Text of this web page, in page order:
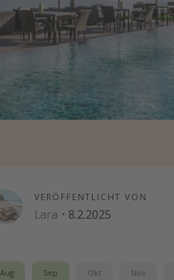
VERÖFFENTLICHT VON
Lara · 8.2.2025
Aug Sep Okt Nov